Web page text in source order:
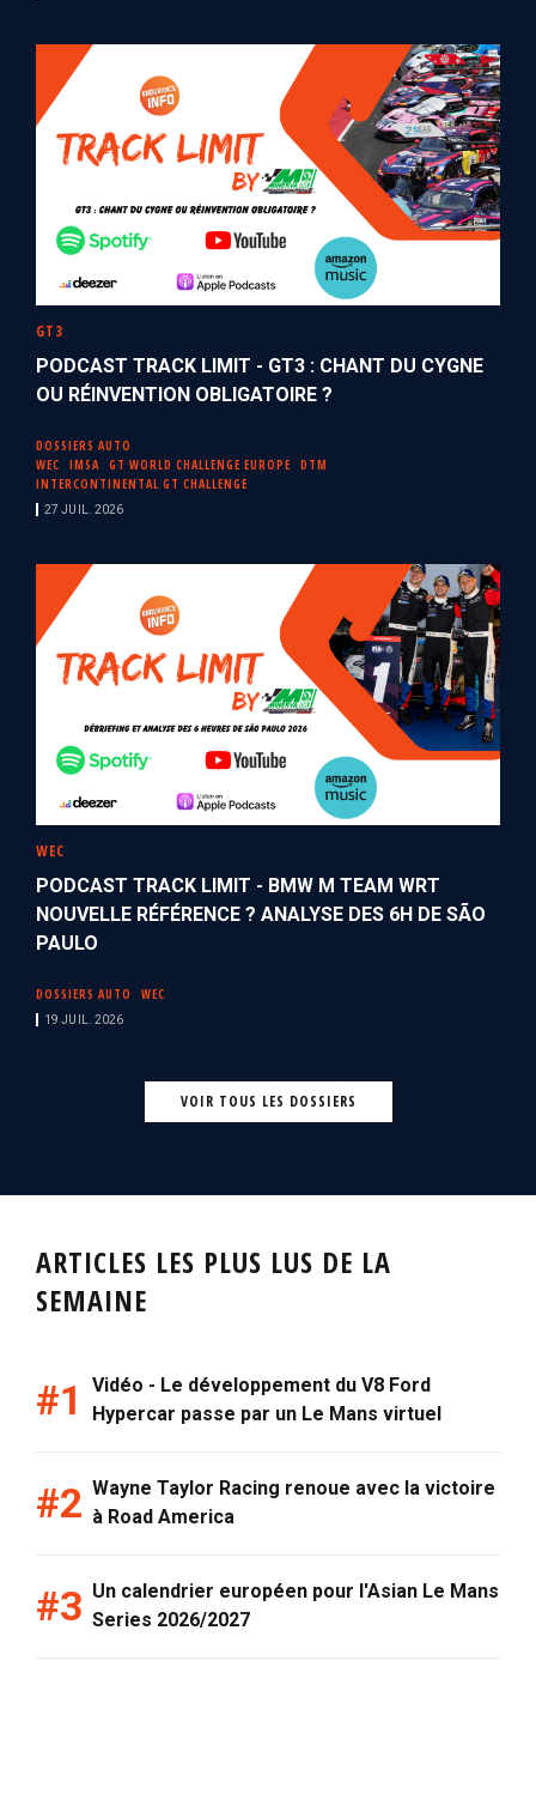
GT3
PODCAST TRACK LIMIT - GT3 : CHANT DU CYGNE
OU RÉINVENTION OBLIGATOIRE ?
DOSSIERS AUTO
WEC
IMSA GT WORLD CHALLENGE EUROPE
DTM
INTERCONTINENTAL GT CHALLENGE
27 JUIL. 2026
WEC
PODCAST TRACK LIMIT - BMW M TEAM WRT
NOUVELLE RÉFÉRENCE ? ANALYSE DES 6H DE SÃO
PAULO
DOSSIERS AUTO WEC
19 JUIL. 2026
VOIR TOUS LES DOSSIERS
ARTICLES LES PLUS LUS DE LA
SEMAINE
Vidéo - Le développement du V8 Ford
Hypercar passe par un Le Mans virtuel
Wayne Taylor Racing renoue avec la victoire
à Road America
Un calendrier européen pour l'Asian Le Mans
Series 2026/2027